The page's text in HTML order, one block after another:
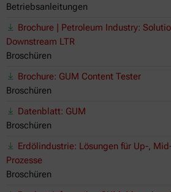
Betriebsanleitungen
Brochure | Petroleum Industry:
Downstream LTR
Broschüren
Brochure: GUM Content Tester
Broschüren
Datenblatt: GUM
Broschüren
Erdölindustrie: Lösungen für Up-,
Prozesse
Broschüren